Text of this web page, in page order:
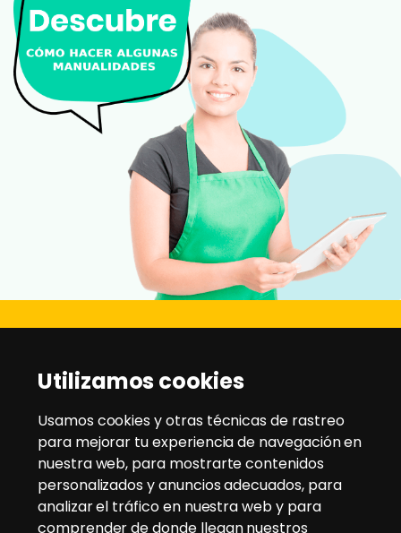
Utilizamos cookies
Usamos cookies y otras técnicas de rastreo
para mejorar tu experiencia de navegación en
nuestra web, para mostrarte contenidos
personalizados y anuncios adecuados, para
analizar el tráfico en nuestra web y para
comprender de donde llegan nuestros
C/ Rio Jarama, 21 - Pol. Ind. Montesol
Tlfno:91 604 95 35/91 604 94 58
Email:disanz@disanz.es